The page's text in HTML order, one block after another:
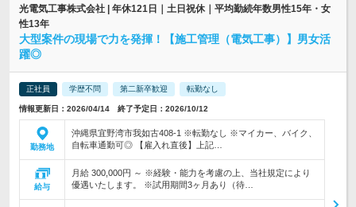
光電気工事株式会社 | 年休121日｜土日祝休｜平均勤続年数男性15年・女
性13年
大型案件の現場で力を発揮！【施工管理（電気工事）】男女活
躍◎
正社員 学歴不問 第二新卒歓迎 転勤なし
情報更新日：2026/04/14 終了予定日：2026/10/12
勤務地
沖縄県宜野湾市我如古408-1 ※転勤なし ※マイカー、バイク、
自転車通勤可◎ 【雇入れ直後】上記…
給与
月給 300,000円 ～ ※経験・能力を考慮の上、当社規定により
優遇いたします。 ※試用期間3ヶ月あり（待…